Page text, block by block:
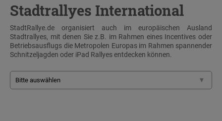
Stadtrallyes International
StadtRallye.de organisiert auch im europäischen Ausland
Stadtrallyes, mit denen Sie z.B. im Rahmen eines Incentives oder
Betriebsausflugs die Metropolen Europas im Rahmen spannender
Schnitzeljagden oder iPad Rallyes entdecken können.